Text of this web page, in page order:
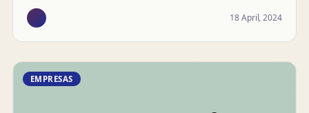
18 April, 2024
EMPRESAS